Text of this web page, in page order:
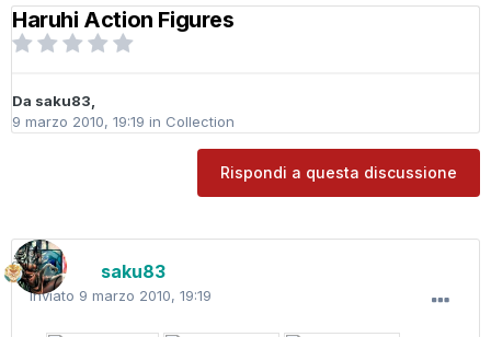
Haruhi Action Figures
Da saku83,
9 marzo 2010, 19:19 in Collection
Rispondi a questa discussione
saku83
Inviato 9 marzo 2010, 19:19